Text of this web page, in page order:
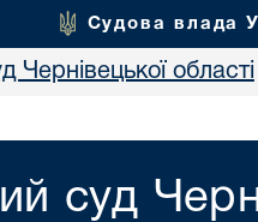
Судова влада
Чернівецької області
суд